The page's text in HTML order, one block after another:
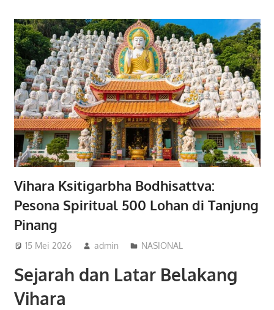
Vihara Ksitigarbha Bodhisattva:
Pesona Spiritual 500 Lohan di Tanjung
Pinang
15 Mei 2026 admin NASIONAL
Sejarah dan Latar Belakang
Vihara